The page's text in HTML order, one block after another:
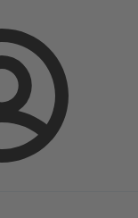
Connexion